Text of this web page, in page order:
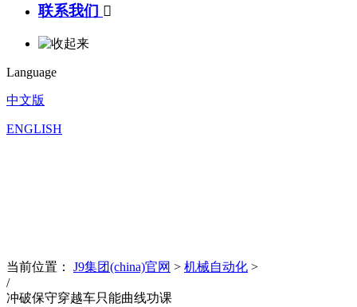
联系我们 
Language
中文版
ENGLISH
当前位置： J9集团(china)官网 > 机械自动化 >
/
冲破保守穿越车只能曲线功课